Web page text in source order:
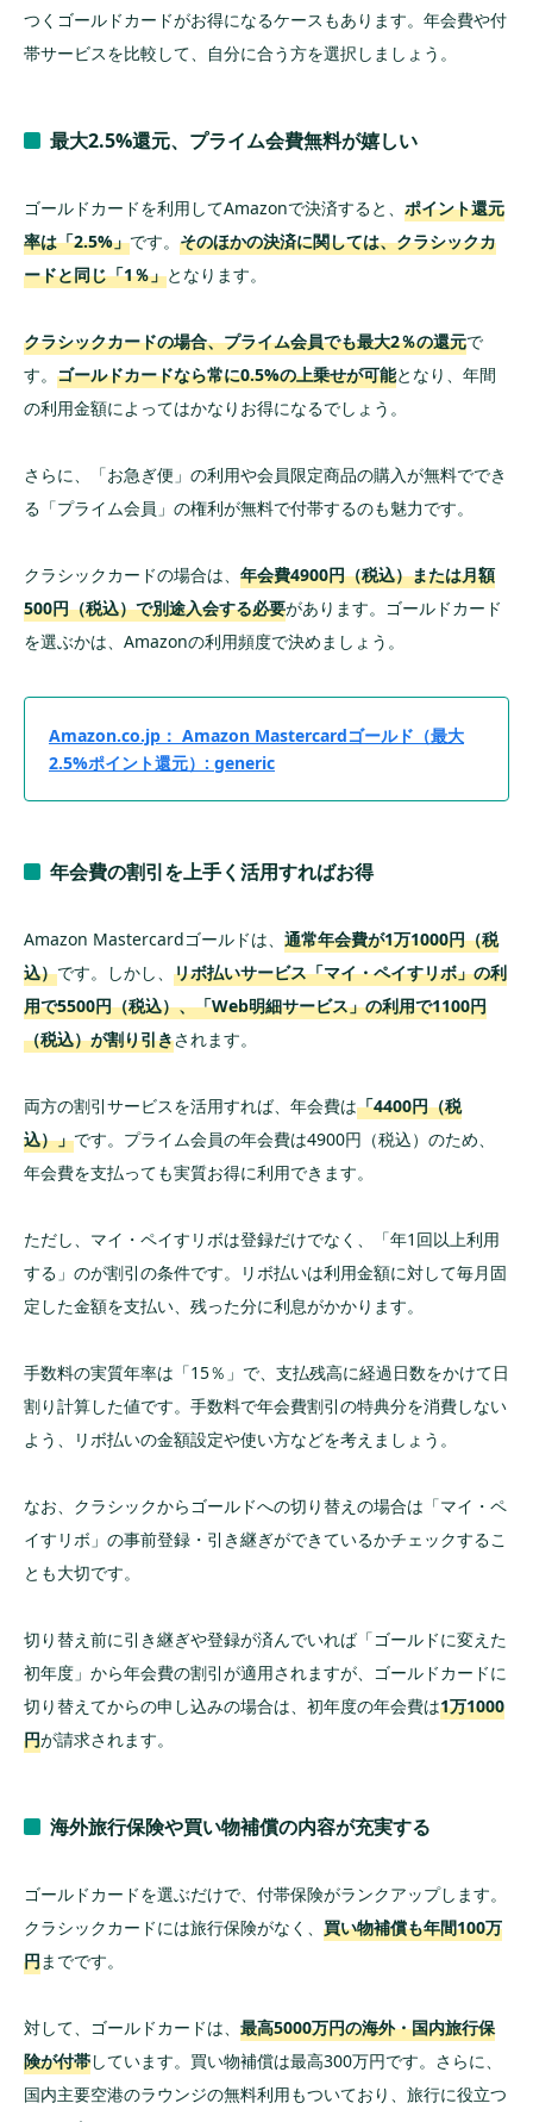
つくゴールドカードがお得になるケースもあります。年会費や付
帯サービスを比較して、自分に合う方を選択しましょう。
最大2.5%還元、プライム会費無料が嬉しい
ゴールドカードを利用してAmazonで決済すると、 ポイント還元
率は「2.5%」です。 そのほかの決済に関しては、クラシックカ
ードと同じ「1％」となります。
クラシックカードの場合、プライム会員でも最大2％の還元で
す。 ゴールドカードなら常に0.5%の上乗せが可能となり、年間
の利用金額によってはかなりお得になるでしょう。
さらに、「お急ぎ便」の利用や会員限定商品の購入が無料ででき
る「プライム会員」の権利が無料で付帯するのも魅力です。
クラシックカードの場合は、 年会費4900円（税込）または月額
500円（税込）で別途入会する必要があります。ゴールドカード
を選ぶかは、Amazonの利用頻度で決めましょう。
Amazon.co.jp： Amazon Mastercardゴールド（最大
2.5%ポイント還元）: generic
年会費の割引を上手く活用すればお得
Amazon Mastercardゴールドは、 通常年会費が1万1000円（税
込）です。しかし、 リボ払いサービス「マイ・ペイすリボ」の利
用で5500円（税込）、「Web明細サービス」の利用で1100円
（税込）が割り引きされます。
両方の割引サービスを活用すれば、年会費は「4400円（税
込）」です。プライム会員の年会費は4900円（税込）のため、
年会費を支払っても実質お得に利用できます。
ただし、マイ・ペイすリボは登録だけでなく、「年1回以上利用
する」のが割引の条件です。リボ払いは利用金額に対して毎月固
定した金額を支払い、残った分に利息がかかります。
手数料の実質年率は「15％」で、支払残高に経過日数をかけて日
割り計算した値です。手数料で年会費割引の特典分を消費しない
よう、リボ払いの金額設定や使い方などを考えましょう。
なお、クラシックからゴールドへの切り替えの場合は「マイ・ペ
イすリボ」の事前登録・引き継ぎができているかチェックするこ
とも大切です。
切り替え前に引き継ぎや登録が済んでいれば「ゴールドに変えた
初年度」から年会費の割引が適用されますが、ゴールドカードに
切り替えてからの申し込みの場合は、初年度の年会費は1万1000
円が請求されます。
海外旅行保険や買い物補償の内容が充実する
ゴールドカードを選ぶだけで、付帯保険がランクアップします。
クラシックカードには旅行保険がなく、 買い物補償も年間100万
円までです。
対して、ゴールドカードは、 最高5000万円の海外・国内旅行保
険が付帯しています。買い物補償は最高300万円です。さらに、
国内主要空港のラウンジの無料利用もついており、旅行に役立つ